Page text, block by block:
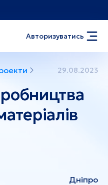
Авторизуватись
29.08.2023
Дніпро